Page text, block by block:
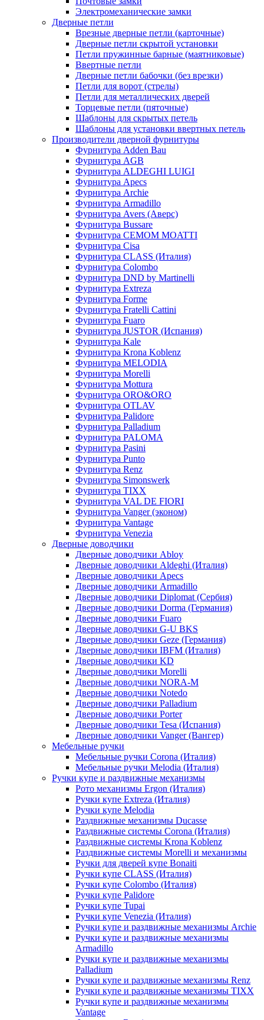
Электромеханические замки
Дверные петли
Врезные дверные петли (карточные)
Дверные петли скрытой установки
Петли пружинные барные (маятниковые)
Ввертные петли
Дверные петли бабочки (без врезки)
Петли для ворот (стрелы)
Петли для металлических дверей
Торцевые петли (пяточные)
Шаблоны для скрытых петель
Шаблоны для установки ввертных петель
Производители дверной фурнитуры
Фурнитура Adden Bau
Фурнитура AGB
Фурнитура ALDEGHI LUIGI
Фурнитура Apecs
Фурнитура Archie
Фурнитура Armadillo
Фурнитура Avers (Аверс)
Фурнитура Bussare
Фурнитура CEMOM MOATTI
Фурнитура Cisa
Фурнитура CLASS (Италия)
Фурнитура Colombo
Фурнитура DND by Martinelli
Фурнитура Extreza
Фурнитура Forme
Фурнитура Fratelli Cattini
Фурнитура Fuaro
Фурнитура JUSTOR (Испания)
Фурнитура Kale
Фурнитура Krona Koblenz
Фурнитура MELODIA
Фурнитура Morelli
Фурнитура Mottura
Фурнитура ORO&ORO
Фурнитура OTLAV
Фурнитура Palidore
Фурнитура Palladium
Фурнитура PALOMA
Фурнитура Pasini
Фурнитура Punto
Фурнитура Renz
Фурнитура Simonswerk
Фурнитура TIXX
Фурнитура VAL DE FIORI
Фурнитура Vanger (эконом)
Фурнитура Vantage
Фурнитура Venezia
Дверные доводчики
Дверные доводчики Abloy
Дверные доводчики Aldeghi (Италия)
Дверные доводчики Apecs
Дверные доводчики Armadillo
Дверные доводчики Diplomat (Сербия)
Дверные доводчики Dorma (Германия)
Дверные доводчики Fuaro
Дверные доводчики G-U BKS
Дверные доводчики Geze (Германия)
Дверные доводчики IBFM (Италия)
Дверные доводчики KD
Дверные доводчики Morelli
Дверные доводчики NORA-M
Дверные доводчики Notedo
Дверные доводчики Palladium
Дверные доводчики Porter
Дверные доводчики Tesa (Испания)
Дверные доводчики Vanger (Вангер)
Мебельные ручки
Мебельные ручки Corona (Италия)
Мебельные ручки Melodia (Италия)
Ручки купе и раздвижные механизмы
Рото механизмы Ergon (Италия)
Ручки купе Extreza (Италия)
Ручки купе Melodia
Раздвижные механизмы Ducasse
Раздвижные системы Corona (Италия)
Раздвижные системы Krona Koblenz
Раздвижные системы Morelli и механизмы
Ручки для дверей купе Bonaiti
Ручки купе CLASS (Италия)
Ручки купе Colombo (Италия)
Ручки купе Palidore
Ручки купе Tupai
Ручки купе Venezia (Италия)
Ручки купе и раздвижные механизмы Archie
Ручки купе и раздвижные механизмы
Armadillo
Ручки купе и раздвижные механизмы
Palladium
Ручки купе и раздвижные механизмы Renz
Ручки купе и раздвижные механизмы TIXX
Ручки купе и раздвижные механизмы
Vantage